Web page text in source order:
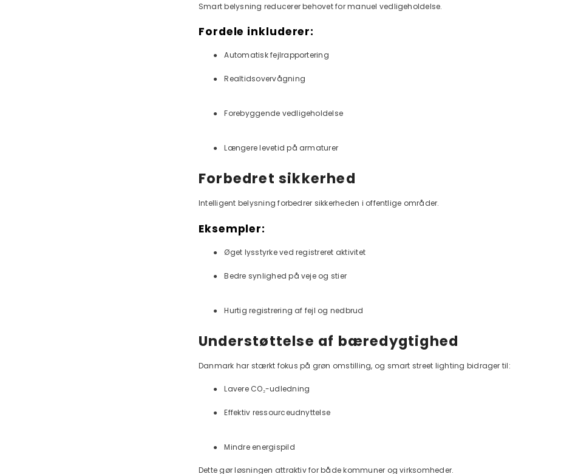
Smart belysning reducerer behovet for manuel vedligeholdelse.
Fordele inkluderer:
● Automatisk fejlrapportering
● Realtidsovervågning
● Forebyggende vedligeholdelse
● Længere levetid på armaturer
Forbedret sikkerhed
Intelligent belysning forbedrer sikkerheden i offentlige områder.
Eksempler:
● Øget lysstyrke ved registreret aktivitet
● Bedre synlighed på veje og stier
● Hurtig registrering af fejl og nedbrud
Understøttelse af bæredygtighed
Danmark har stærkt fokus på grøn omstilling, og smart street lighting bidrager til:
● Lavere CO₂-udledning
● Effektiv ressourceudnyttelse
● Mindre energispild
Dette gør løsningen attraktiv for både kommuner og virksomheder.